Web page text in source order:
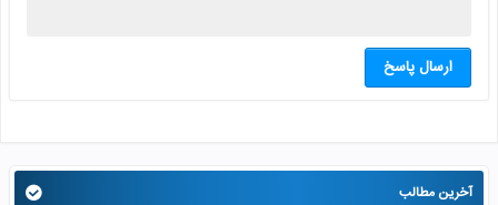
ارسال پاسخ
آخرین مطالب